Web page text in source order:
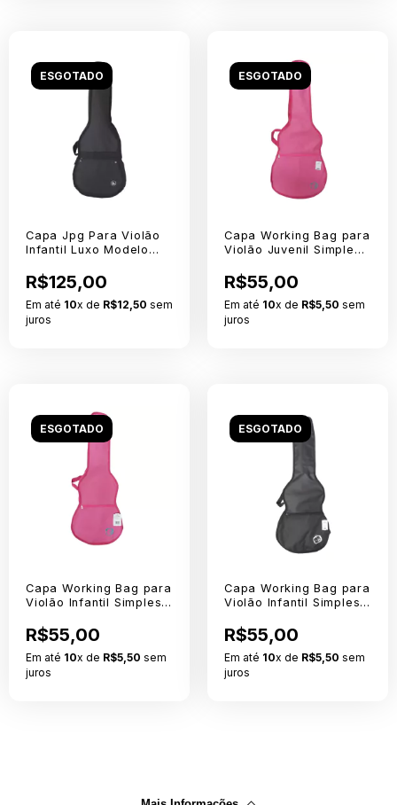
ESGOTADO
Capa Jpg Para Violão
Infantil Luxo Modelo
R$125,00
Em até 10x de R$12,50 sem
juros
ESGOTADO
Capa Working Bag para
Violão Juvenil Simples
R$55,00
Em até 10x de R$5,50 sem
juros
ESGOTADO
Capa Working Bag para
Violão Infantil Simples
R$55,00
Em até 10x de R$5,50 sem
juros
ESGOTADO
Capa Working Bag para
Violão Infantil Simples
R$55,00
Em até 10x de R$5,50 sem
juros